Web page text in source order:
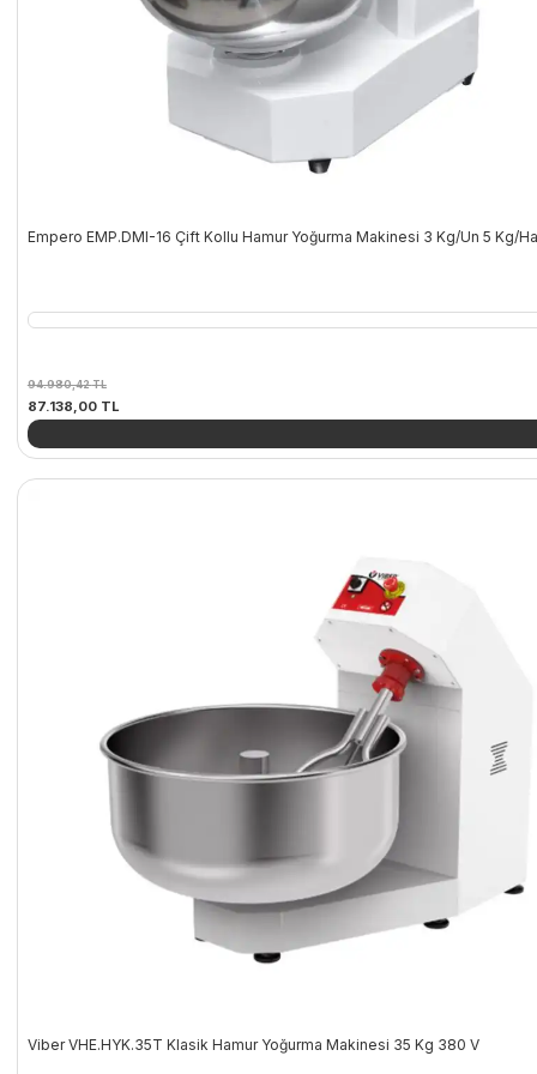
Empero EMP.DMI-16 Çift Kollu Hamur Yoğurma Makinesi 3 Kg/Un 5 Kg/
94.980,42TL
Orijinal
fiyat:
94.980,42 TL.
87.138,00 TLŞu
fiyat:
Viber VHE.HYK.35T Klasik Hamur Yoğurma Makinesi 35 Kg 380 V